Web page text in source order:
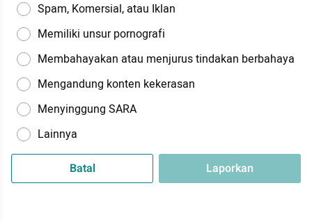
Spam, Komersial, atau Iklan
Memiliki unsur pornografi
Membahayakan atau menjurus tindakan berbahaya
Mengandung konten kekerasan
Menyinggung SARA
Lainnya
Batal Laporkan